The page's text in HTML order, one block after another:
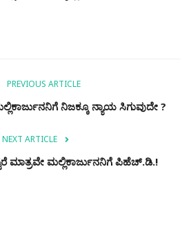
PREVIOUS ARTICLE
ನಿಜಕ್ಕೂ ನ್ಯಾಯ ಸಿಗುವುದೇ ?
NEXT ARTICLE
ಮಾತ್ರವೇ ಮಲ್ಲಿಕಾರ್ಜುನನಿಗೆ ಪಿಹೆಚ್.ಡಿ.!